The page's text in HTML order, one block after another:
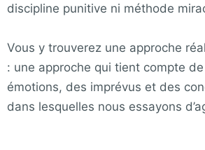
discipline punitive ni méthode
Vous y trouverez une approche
: une approche qui tient compte
émotions, des imprévus et des
dans lesquelles nous essayons